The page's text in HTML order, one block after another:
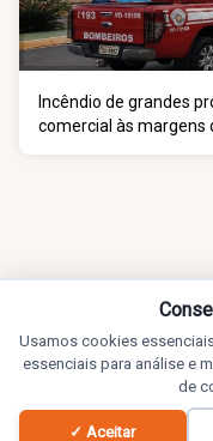
Incêndio de grandes
comercial às margens
Usamos cookies
essenciais para análise e
de
✓ Aceitar